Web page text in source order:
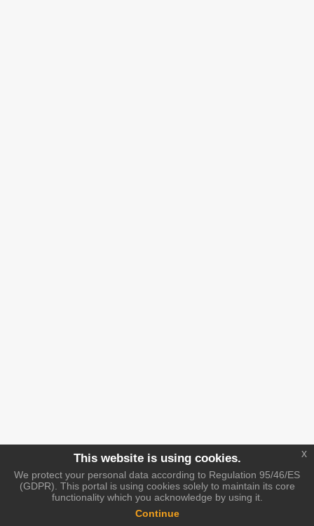
This website is using cookies.
We protect your personal data according to Regulation 95/46/ES
(GDPR). This portal is using cookies solely to maintain its core
functionality which you acknowledge by using it.
Continue
x